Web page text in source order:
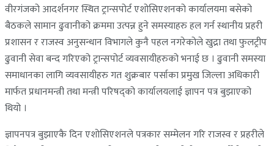
वीरगंजको आदर्शनगर स्थित ट्रान्सपोर्ट एशोसिएशनको कार्यालयमा बसेको
बैठकले सामान ढुवानीको क्रममा उत्पन्न हुने समस्याहरु हल गर्न स्थानीय प्रहरी
प्रशासन र राजस्व अनुसन्धान विभागले कुनै पहल नगरेकोले खुद्रा तथा फुलट्रीप
ढुवानी सेवा बन्द गरिएको ट्रान्सपोर्ट व्यवसायीहरुको भनाई छ । ढुवानी समस्या
समाधानका लागि व्यवसायीहरु गत शुक्रबार पर्साका प्रमुख जिल्ला अधिकारी
मार्फत प्रधानमन्त्री तथा मन्त्री परिषद्को कार्यालयलाई ज्ञापन पत्र बुझाएको
थियो ।
ज्ञापनपत्र बुझाएकै दिन एशोसिएशनले पत्रकार सम्मेलन गरि राजस्व र प्रहरीले